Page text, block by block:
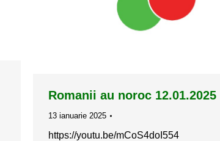
Romanii au noroc 12.01.2025
13 ianuarie 2025
https://youtu.be/mCoS4doI554